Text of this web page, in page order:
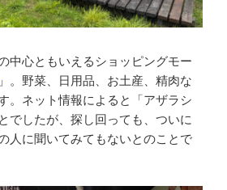
中心ともいえるショッピングモー
」。野菜、日用品、お土産、精肉な
。ネット情報によると「アザラシ
でしたが、探し回っても、ついに
人に聞いてみてもないとのことで